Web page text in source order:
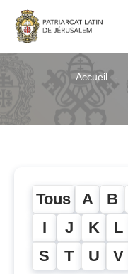
Accueil
Tous A B
I J K L
S T U V